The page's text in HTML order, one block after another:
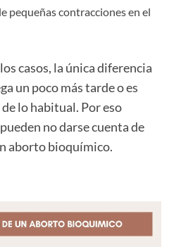
pequeñas contracciones en el
casos, la única diferencia
un poco más tarde o es
lo habitual. Por eso
no darse cuenta de
aborto bioquímico.